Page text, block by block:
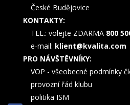
České Budějovice
KONTAKTY:
TEL.: volejte ZDARMA 800
e-mail: klient@kvalita.com
PRO NÁVŠTĚVNÍKY:
VOP - všeobecné podmínky
provozní řád klubu
politika ISM